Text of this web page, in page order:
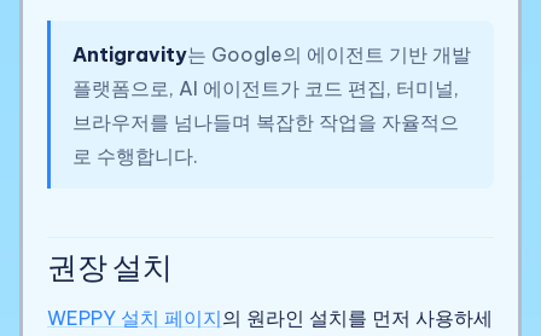
Antigravity는 Google의 에이전트 기반 개발
플랫폼으로, AI 에이전트가 코드 편집, 터미널,
브라우저를 넘나들며 복잡한 작업을 자율적으
로 수행합니다.
권장 설치
WEPPY 설치 페이지의 원라인 설치를 먼저 사용하세